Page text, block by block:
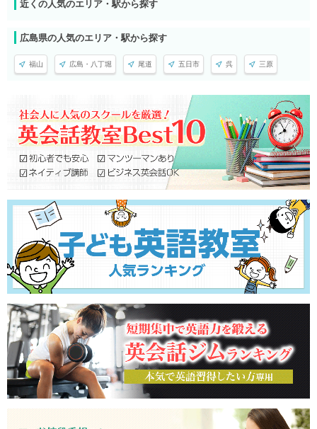
近くの人気のエリア・駅から探す
広島県の人気のエリア・駅から探す
福山 広島・八丁堀 尾道 五日市 呉 三原